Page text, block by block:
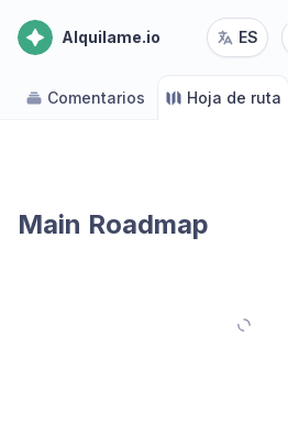
Alquilame.io ES
Comentarios Hoja de ruta
Main Roadmap